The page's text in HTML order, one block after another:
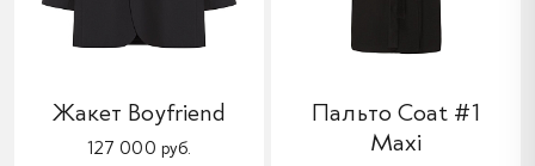
Жакет Boyfriend
127 000 руб.
Пальто Coat #1
Maxi